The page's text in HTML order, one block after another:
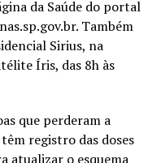
da Saúde do portal
Também
Sirius, na
Íris, das 8h às
que perderam a
registro das doses
atualizar o esquema